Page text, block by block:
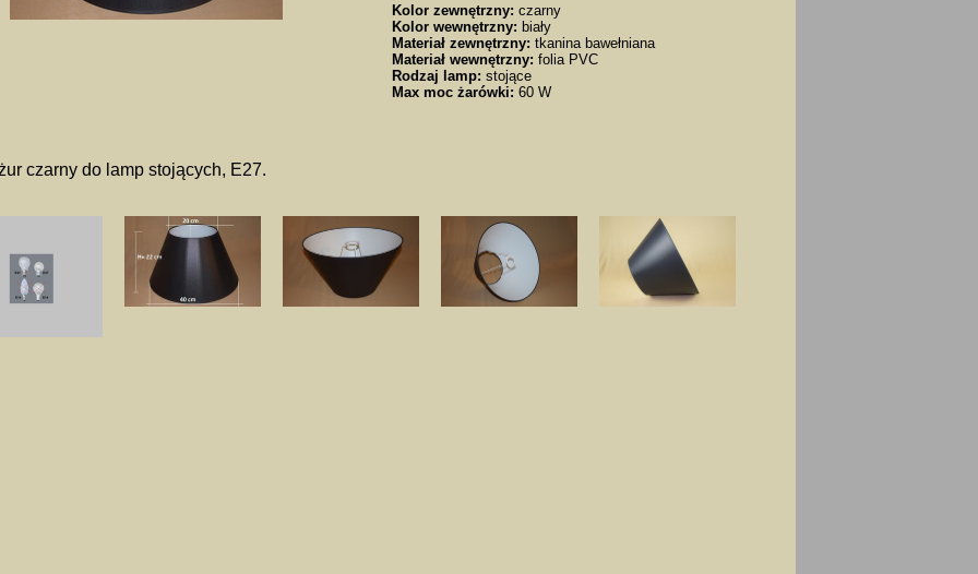
Kolor zewnętrzny: czarny
Kolor wewnętrzny: biały
Materiał zewnętrzny: tkanina bawełniana
Materiał wewnętrzny: folia PVC
Rodzaj lamp: stojące
Max moc żarówki: 60 W
czarny do lamp stojących, E27.